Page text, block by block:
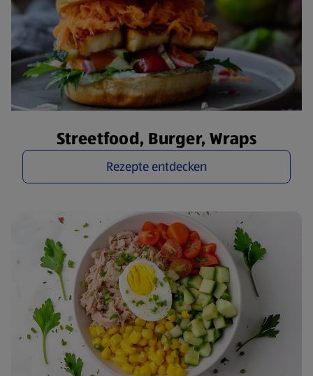
Streetfood, Burger, Wraps
Rezepte entdecken